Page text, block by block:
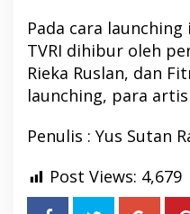
Pada cara
TVRI dihibur oleh
Rieka Ruslan, dan
launching, para
Penulis : Yus Sutan
Post Views: 4,679